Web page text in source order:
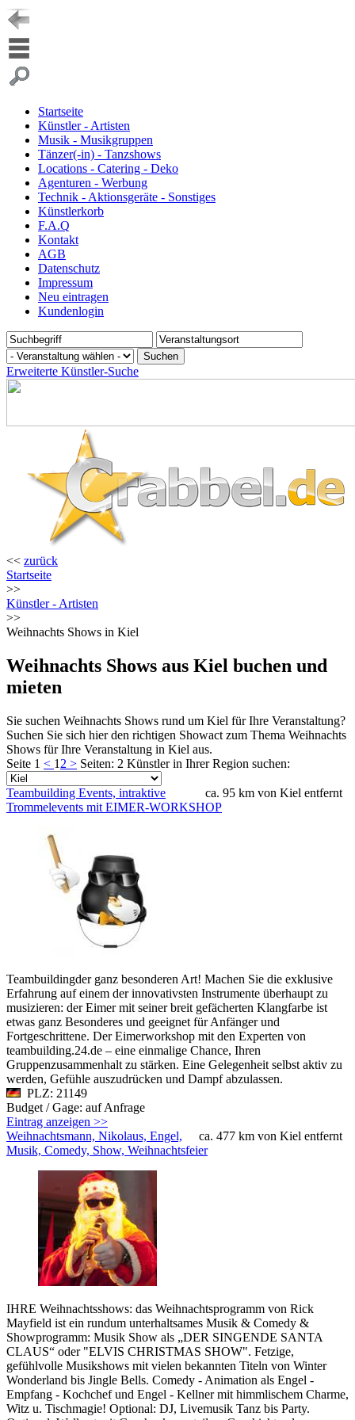
Startseite
Künstler - Artisten
Musik - Musikgruppen
Tänzer(-in) - Tanzshows
Locations - Catering - Deko
Agenturen - Werbung
Technik - Aktionsgeräte - Sonstiges
Künstlerkorb
F.A.Q
Kontakt
AGB
Datenschutz
Impressum
Neu eintragen
Kundenlogin
Erweiterte Künstler-Suche
<< zurück
Startseite
>>
Künstler - Artisten
>>
Weihnachts Shows in Kiel
Weihnachts Shows aus Kiel buchen und
mieten
Sie suchen Weihnachts Shows rund um Kiel für Ihre Veranstaltung?
Suchen Sie sich hier den richtigen Showact zum Thema Weihnachts
Shows für Ihre Veranstaltung in Kiel aus.
Seite 1 < 1 2 > Seiten: 2 Künstler in Ihrer Region suchen:
ca. 95 km von Kiel entfernt
Teambuilding Events, intraktive
Trommelevents mit EIMER-WORKSHOP
Teambuildingder ganz besonderen Art! Machen Sie die exklusive
Erfahrung auf einem der innovativsten Instrumente überhaupt zu
musizieren: der Eimer mit seiner breit gefächerten Klangfarbe ist
etwas ganz Besonderes und geeignet für Anfänger und
Fortgeschrittene. Der Eimerworkshop mit den Experten von
teambuilding.24.de – eine einmalige Chance, Ihren
Gruppenzusammenhalt zu stärken. Eine Gelegenheit selbst aktiv zu
werden, Gefühle auszudrücken und Dampf abzulassen.
PLZ: 21149
Budget / Gage: auf Anfrage
Eintrag anzeigen >>
ca. 477 km von Kiel entfernt
Weihnachtsmann, Nikolaus, Engel,
Musik, Comedy, Show, Weihnachtsfeier
IHRE Weihnachtsshows: das Weihnachtsprogramm von Rick
Mayfield ist ein rundum unterhaltsames Musik & Comedy &
Showprogramm: Musik Show als „DER SINGENDE SANTA
CLAUS“ oder "ELVIS CHRISTMAS SHOW". Fetzige,
gefühlvolle Musikshows mit vielen bekannten Titeln von Winter
Wonderland bis Jingle Bells. Comedy - Animation als Engel -
Empfang - Kochchef und Engel - Kellner mit himmlischem Charme,
Witz u. Tischmagie! Optional: DJ, Livemusik Tanz bis Party.